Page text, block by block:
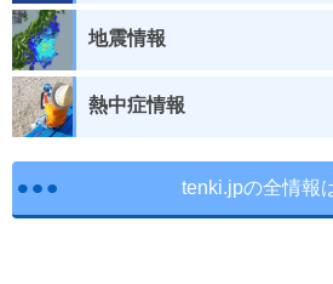
地震情報
熱中症情報
tenki.jpの全情報